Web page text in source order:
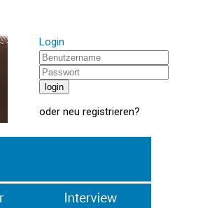
Login
oder neu registrieren?